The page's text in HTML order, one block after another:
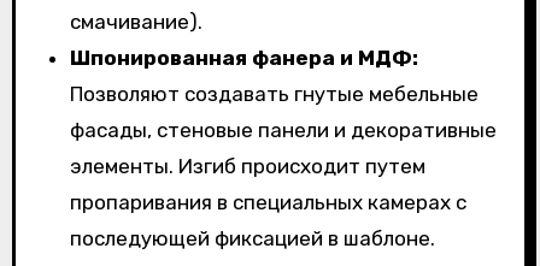
смачивание).
Шпонированная фанера и МДФ:
Позволяют создавать гнутые мебельные
фасады, стеновые панели и декоративные
элементы. Изгиб происходит путем
пропаривания в специальных камерах с
последующей фиксацией в шаблоне.